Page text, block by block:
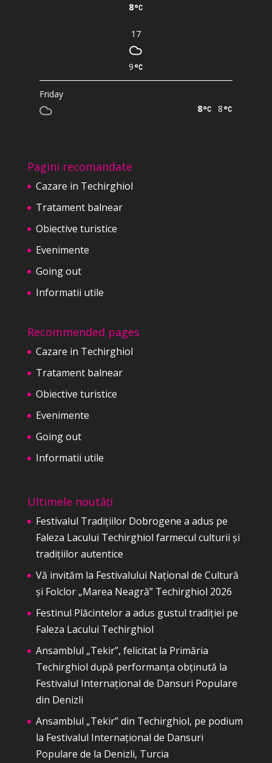
8
17
9
Friday
8
8
Pagini recomandate
Cazare in Techirghiol
Tratament balnear
Obiective turistice
Evenimente
Going out
Informatii utile
Recommended pages
Cazare in Techirghiol
Tratament balnear
Obiective turistice
Evenimente
Going out
Informatii utile
Ultimele noutăți
Festivalul Tradițiilor Dobrogene a adus pe
Faleza Lacului Techirghiol farmecul culturii și
tradițiilor autentice
Vă invităm la Festivalului Național de Cultură
și Folclor „Marea Neagră” Techirghiol 2026
Festinul Plăcintelor a adus gustul tradiției pe
Faleza Lacului Techirghiol
Ansamblul „Tekir”, felicitat la Primăria
Techirghiol după performanța obținută la
Festivalul Internațional de Dansuri Populare
din Denizli
Ansamblul „Tekir” din Techirghiol, pe podium
la Festivalul Internațional de Dansuri
Populare de la Denizli, Turcia